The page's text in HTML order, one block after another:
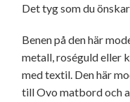
Det tyg som du
Benen på den här
metall, roséguld eller
med textil. Den här
till Ovo matbord och